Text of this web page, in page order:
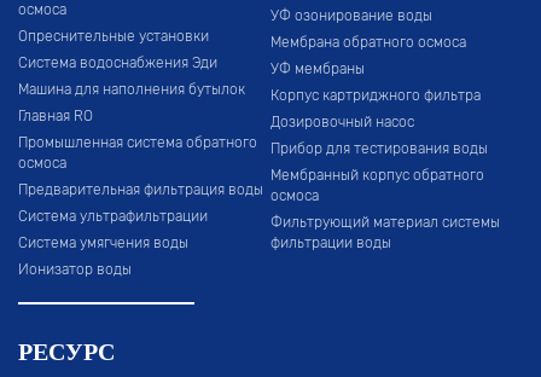
осмоса
Опреснительные установки
Система водоснабжения Эди
Машина для наполнения бутылок
Главная RO
Промышленная система обратного
осмоса
Предварительная фильтрация воды
Система ультрафильтрации
Система умягчения воды
Ионизатор воды
УФ озонирование воды
Мембрана обратного осмоса
УФ мембраны
Корпус картриджного фильтра
Дозировочный насос
Прибор для тестирования воды
Мембранный корпус обратного
осмоса
Фильтрующий материал системы
фильтрации воды
РЕСУРС